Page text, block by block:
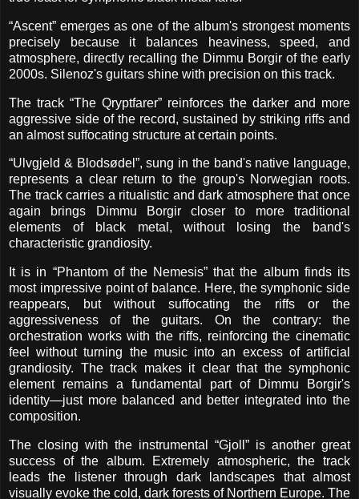
“Ascent” emerges as one of the album's strongest moments
precisely because it balances heaviness, speed, and
atmosphere, directly recalling the Dimmu Borgir of the early
2000s. Silenoz's guitars shine with precision on this track.
The track “The Qryptfarer” reinforces the darker and more
aggressive side of the record, sustained by striking riffs and
an almost suffocating structure at certain points.
“Ulvgjeld & Blodsødel”, sung in the band's native language,
represents a clear return to the group's Norwegian roots.
The track carries a ritualistic and dark atmosphere that once
again brings Dimmu Borgir closer to more traditional
elements of black metal, without losing the band's
characteristic grandiosity.
It is in “Phantom of the Nemesis” that the album finds its
most impressive point of balance. Here, the symphonic side
reappears, but without suffocating the riffs or the
aggressiveness of the guitars. On the contrary: the
orchestration works with the riffs, reinforcing the cinematic
feel without turning the music into an excess of artificial
grandiosity. The track makes it clear that the symphonic
element remains a fundamental part of Dimmu Borgir's
identity—just more balanced and better integrated into the
composition.
The closing with the instrumental “Gjoll” is another great
success of the album. Extremely atmospheric, the track
leads the listener through dark landscapes that almost
visually evoke the cold, dark forests of Northern Europe. The